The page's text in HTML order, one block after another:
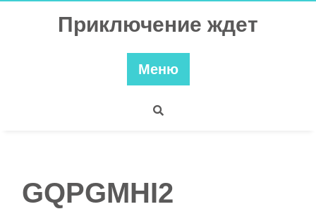
Приключение ждет
Меню
GQPGMHI2